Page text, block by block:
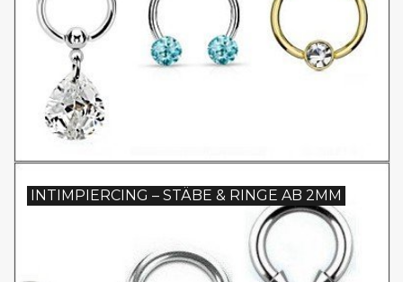
INTIMPIERCING – STÄBE & RINGE AB 2MM